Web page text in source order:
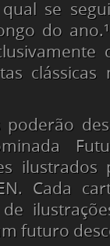
se
do
clássicas
poderão
ilustrados
Cada
futuro